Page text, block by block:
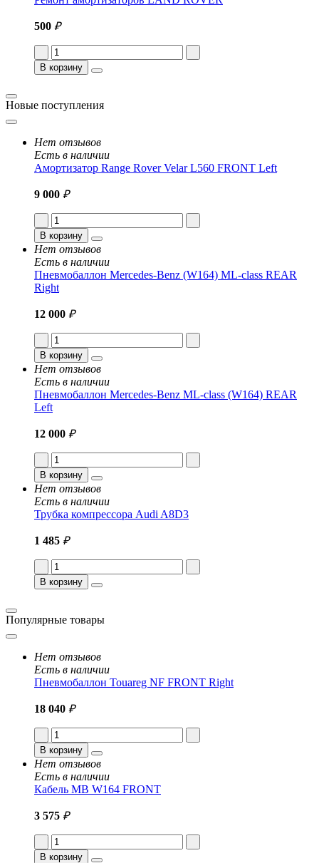
500 ₽
В корзину
Новые поступления
Нет отзывов
Есть в наличии
Амортизатор Range Rover Velar L560 FRONT Left
9 000 ₽
В корзину
Нет отзывов
Есть в наличии
Пневмобаллон Mercedes-Benz (W164) ML-class REAR
Right
12 000 ₽
В корзину
Нет отзывов
Есть в наличии
Пневмобаллон Mercedes-Benz ML-class (W164) REAR
Left
12 000 ₽
В корзину
Нет отзывов
Есть в наличии
Трубка компрессора Audi A8D3
1 485 ₽
В корзину
Популярные товары
Нет отзывов
Есть в наличии
Пневмобаллон Touareg NF FRONT Right
18 040 ₽
В корзину
Нет отзывов
Есть в наличии
Кабель MB W164 FRONT
3 575 ₽
В корзину